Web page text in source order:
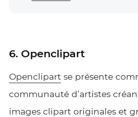
6. Openclipart
Openclipart se présente
communauté d’artistes
images clipart originales et